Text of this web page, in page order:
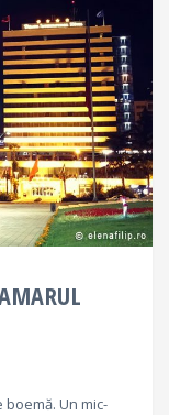
Un mic-